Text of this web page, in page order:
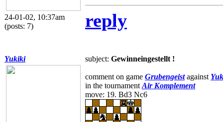
24-01-02, 10:37am
(posts: 7)
reply
Yukiki subject: Gewinneingestellt !
comment on game Grubengeistagainst
in the tournament Air Komplement
move: 19. Bd3 Nc6